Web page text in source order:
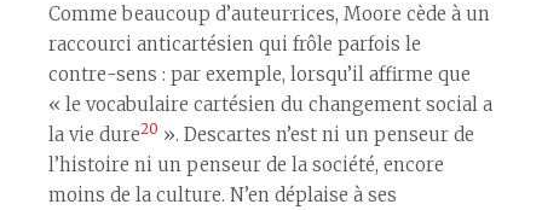
Comme beaucoup d’auteur·rices, Moore cède à un
raccourci anticartésien qui frôle parfois le
contre-sens : par exemple, lorsqu’il affirme que
« le vocabulaire cartésien du changement social a
la vie dure20 ». Descartes n’est ni un penseur de
l’histoire ni un penseur de la société, encore
moins de la culture. N’en déplaise à ses